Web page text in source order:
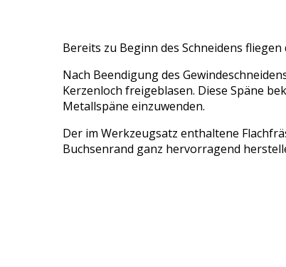
Bereits zu Beginn des Schneidens
Nach Beendigung des
Kerzenloch freigeblasen. Diese Späne
Metallspäne einzuwenden.
Der im Werkzeugsatz enthaltene
Buchsenrand ganz hervorragend